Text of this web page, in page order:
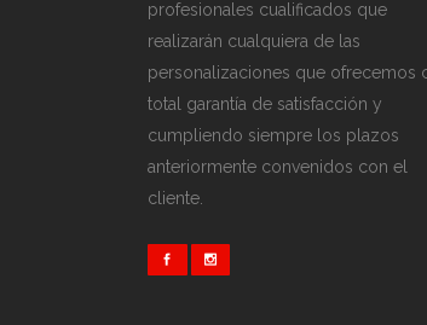
profesionales cualificados que
realizarán cualquiera de las
personalizaciones que ofrecemos
total garantía de satisfacción y
cumpliendo siempre los plazos
anteriormente convenidos con el
cliente.